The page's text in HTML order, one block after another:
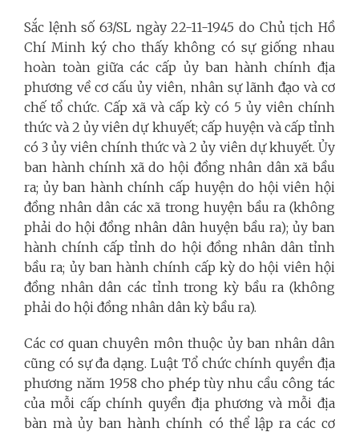
Sắc lệnh số 63/SL ngày 22-11-1945 do Chủ tịch Hồ
Chí Minh ký cho thấy không có sự giống nhau
hoàn toàn giữa các cấp ủy ban hành chính địa
phương về cơ cấu ủy viên, nhân sự lãnh đạo và cơ
chế tổ chức. Cấp xã và cấp kỳ có 5 ủy viên chính
thức và 2 ủy viên dự khuyết; cấp huyện và cấp tỉnh
có 3 ủy viên chính thức và 2 ủy viên dự khuyết. Ủy
ban hành chính xã do hội đồng nhân dân xã bầu
ra; ủy ban hành chính cấp huyện do hội viên hội
đồng nhân dân các xã trong huyện bầu ra (không
phải do hội đồng nhân dân huyện bầu ra); ủy ban
hành chính cấp tỉnh do hội đồng nhân dân tỉnh
bầu ra; ủy ban hành chính cấp kỳ do hội viên hội
đồng nhân dân các tỉnh trong kỳ bầu ra (không
phải do hội đồng nhân dân kỳ bầu ra).
Các cơ quan chuyên môn thuộc ủy ban nhân dân
cũng có sự đa dạng. Luật Tổ chức chính quyền địa
phương năm 1958 cho phép tùy nhu cầu công tác
của mỗi cấp chính quyền địa phương và mỗi địa
bàn mà ủy ban hành chính có thể lập ra các cơ